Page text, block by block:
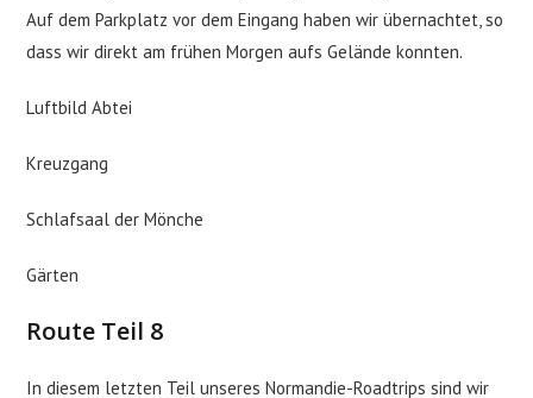
Auf dem Parkplatz vor dem Eingang haben wir übernachtet, so
dass wir direkt am frühen Morgen aufs Gelände konnten.
Luftbild Abtei
Kreuzgang
Schlafsaal der Mönche
Gärten
Route Teil 8
In diesem letzten Teil unseres Normandie-Roadtrips sind wir